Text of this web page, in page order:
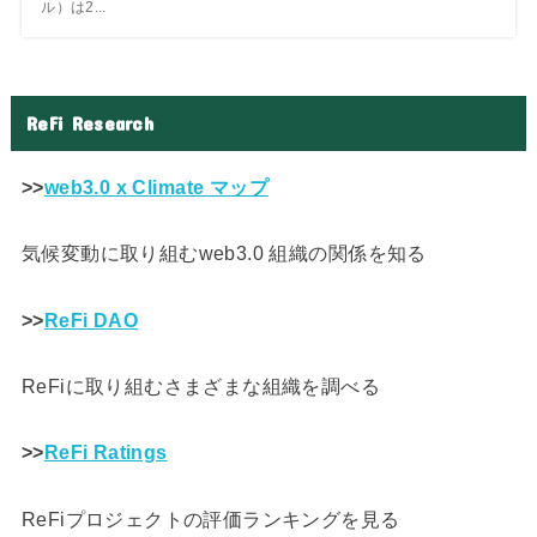
ル）は2...
ReFi Research
>>web3.0 x Climate マップ
気候変動に取り組むweb3.0 組織の関係を知る
>>ReFi DAO
ReFiに取り組むさまざまな組織を調べる
>> ReFi Ratings
ReFiプロジェクトの評価ランキングを見る